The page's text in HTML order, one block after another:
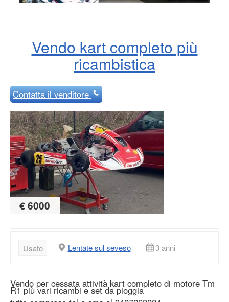
Vendo kart completo più
ricambistica
Contattail venditore
€ 6000
Usato Lentate sul seveso 3 anni
Vendo per cessata attività kart completo di motore Tm
R1 più vari ricambi e set da pioggia